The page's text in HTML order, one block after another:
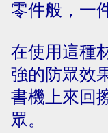
零件般，一
在使用這種
強的防眾效
書機上來回
眾。